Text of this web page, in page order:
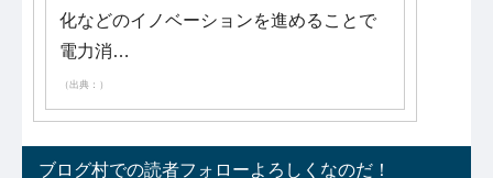
化などのイノベーションを進めることで
電力消…
（出典：）
ブログ村での読者フォローよろしくなのだ！